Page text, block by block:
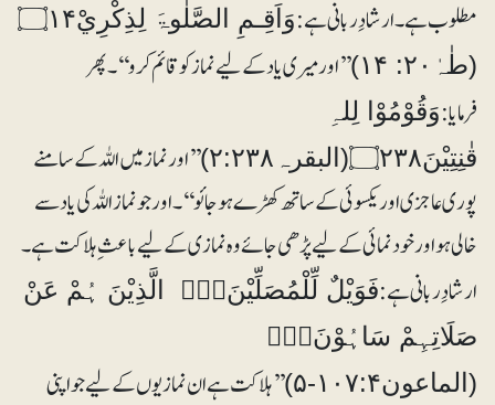
مطلو ب ہے۔ارشادِ ربانی ہے:
وَاَقِـمِ الصَّلٰوۃَ لِذِكْرِيْ۝۱۴
(طٰہٰ۲۰: ۱۴)
’’اور میری یاد کے لیے نماز کو قائم کرو‘‘۔ پھر
فرمایا:وَقُوْمُوْا لِلہِ
قٰنِتِيْنَ۝۲۳۸(البقرہ۲:۲۳۸)
’’اور نماز میں اللہ کے سامنے
پوری عاجزی اور یکسوئی کے ساتھ کھڑے ہوجائو‘‘۔ اور جو نماز اللہ کی یاد سے
خالی ہو اور خودنمائی کے لیے پڑھی جائے وہ نمازی کے لیے باعث ِ ہلاکت ہے۔
ارشادِ ربانی ہے:
فَوَيْلٌ لِّلْمُصَلِّيْنَ۝۴ۙ الَّذِيْنَ ہُمْ عَنْ
صَلَاتِہِمْ سَاہُوْنَ۝۵ۙ
(الماعون۱۰۷:۴-۵)
’’ہلاکت ہے ان نمازیوں کے لیے جو اپنی